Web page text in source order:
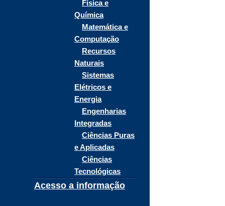
Física e
Química
Matemática e
Computação
Recursos
Naturais
Sistemas
Elétricos e
Energia
Engenharias
Integradas
Ciências Puras
e Aplicadas
Ciências
Tecnológicas
Acesso a informação